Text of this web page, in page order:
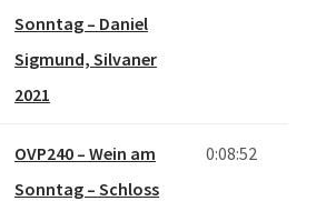
Sonntag – Daniel
Sigmund, Silvaner
2021
OVP240 – Wein am
Sonntag – Schloss
0:08:52